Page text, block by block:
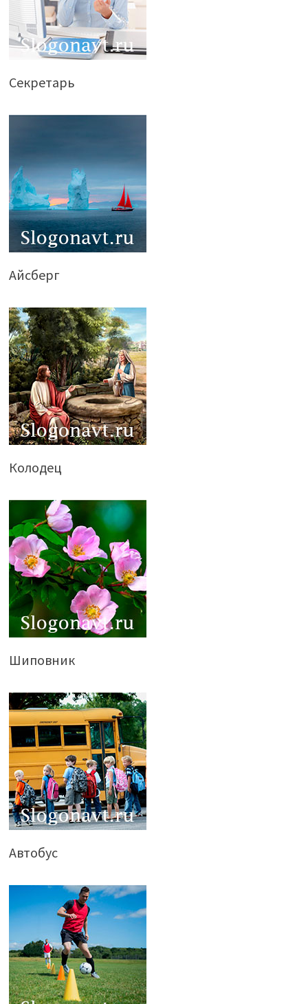
Секретарь
Айсберг
Колодец
Шиповник
Автобус